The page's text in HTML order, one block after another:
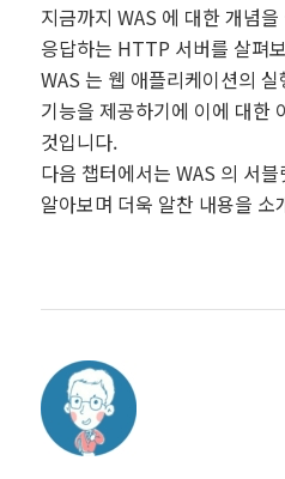
지금까지 WAS 에 대한 개념
응답하는 HTTP 서버를 살펴
WAS 는 웹 애플리케이션의
기능을 제공하기에 이에 대한
것입니다.
다음 챕터에서는 WAS 의 서
알아보며 더욱 알찬 내용을 소